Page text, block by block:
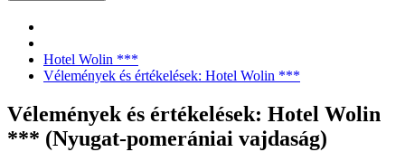
Hotel Wolin ***
Vélemények és értékelések: Hotel Wolin ***
Vélemények és értékelések: Hotel Wolin
*** (Nyugat-pomerániai vajdaság)